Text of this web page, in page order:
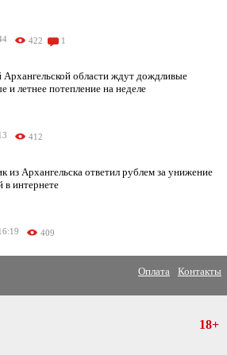
422 1
области ждут дождливые
и летнее потепление на неделе
412
из Архангельска ответил рублем за унижение
в интернете
409
Оплата Контакты
18+